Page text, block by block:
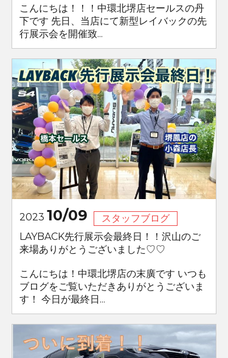
こんにちは！！！中環北堺店セールスの丹
下です 先日、当店にて新型レイバックの先
行展示会を開催致...
2023 10/09
スタッフブログ
LAYBACK先行展示会最終日！！沢山のご
来場ありがとうございました♡♡
こんにちは！中環北堺店の末廣です いつも
ブログをご覧いただきありがとうございま
す！ 今日が最終日...